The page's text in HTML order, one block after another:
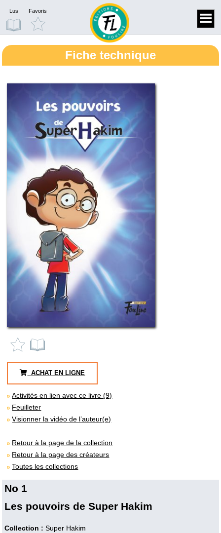
Lus Favoris
Fiche technique
ACHAT EN LIGNE
Activités en lien avec ce livre (9)
Feuilleter
Visionner la vidéo de l’auteur(e)
Retour à la page de la collection
Retour à la page des créateurs
Toutes les collections
No 1
Les pouvoirs de Super Hakim
Collection : Super Hakim